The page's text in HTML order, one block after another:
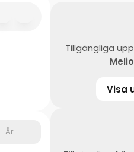
År
Tillgängliga
Visa